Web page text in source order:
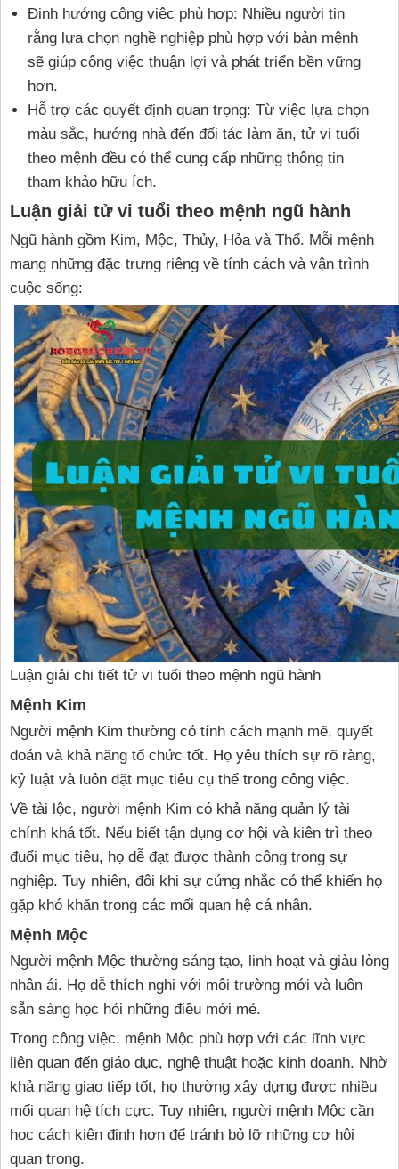
Định hướng công việc phù hợp: Nhiều người tin
rằng lựa chọn nghề nghiệp phù hợp với bản mệnh
sẽ giúp công việc thuận lợi và phát triển bền vững
hơn.
Hỗ trợ các quyết định quan trọng: Từ việc lựa chọn
màu sắc, hướng nhà đến đối tác làm ăn, tử vi tuổi
theo mệnh đều có thể cung cấp những thông tin
tham khảo hữu ích.
Luận giải tử vi tuổi theo mệnh ngũ hành
Ngũ hành gồm Kim, Mộc, Thủy, Hỏa và Thổ. Mỗi mệnh
mang những đặc trưng riêng về tính cách và vận trình
cuộc sống:
Luận giải chi tiết tử vi tuổi theo mệnh ngũ hành
Mệnh Kim
Người mệnh Kim thường có tính cách mạnh mẽ, quyết
đoán và khả năng tổ chức tốt. Họ yêu thích sự rõ ràng,
kỷ luật và luôn đặt mục tiêu cụ thể trong công việc.
Về tài lộc, người mệnh Kim có khả năng quản lý tài
chính khá tốt. Nếu biết tận dụng cơ hội và kiên trì theo
đuổi mục tiêu, họ dễ đạt được thành công trong sự
nghiệp. Tuy nhiên, đôi khi sự cứng nhắc có thể khiến họ
gặp khó khăn trong các mối quan hệ cá nhân.
Mệnh Mộc
Người mệnh Mộc thường sáng tạo, linh hoạt và giàu lòng
nhân ái. Họ dễ thích nghi với môi trường mới và luôn
sẵn sàng học hỏi những điều mới mẻ.
Trong công việc, mệnh Mộc phù hợp với các lĩnh vực
liên quan đến giáo dục, nghệ thuật hoặc kinh doanh. Nhờ
khả năng giao tiếp tốt, họ thường xây dựng được nhiều
mối quan hệ tích cực. Tuy nhiên, người mệnh Mộc cần
học cách kiên định hơn để tránh bỏ lỡ những cơ hội
quan trọng.